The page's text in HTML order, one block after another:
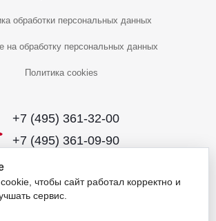
обработки персональных данных
на обработку персональных данных
Политика cookies
+7 (495) 361-32-00
+7 (495) 361-09-90
© Уникальный интернет-магазин
на то, что данный интернет-сайт носит
чтобы сайт работал корректно и
сервис.